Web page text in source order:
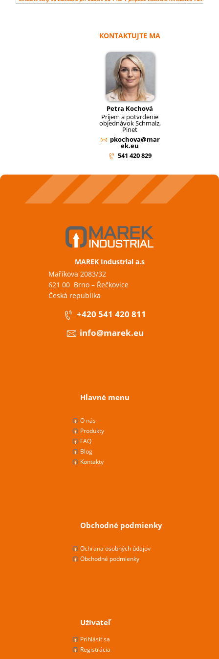
KONTAKTUJTE MA
Petra Kochová
Príjem a potvrdenie
objednávok Schmalz,
Pinet
pkochova@mar
ek.eu
541 420 829
MAREK Industrial a.s
Maříkova 2083/32
621 00 Brno – Řečkovice
Česká republika
+420 541 420 811
info@marek.eu
Hlavné menu
O nás
Produkty
FAQ
Blog
Kontakty
Obchodné podmienky
Ochrana osobných údajov
Obchodné podmienky
Užívateľ
Prihlásiť sa
Registrácia